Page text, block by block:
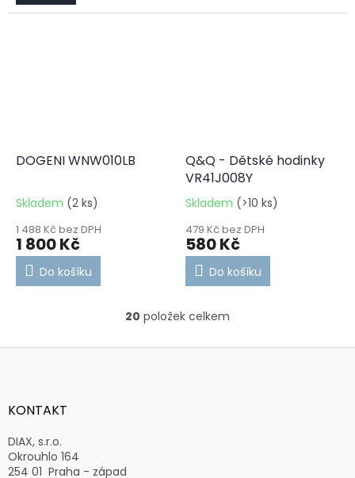
DOGENI WNW010LB
Skladem (2 ks)
1 488 Kč bez DPH
1 800 Kč
Do košíku
Q&Q - Dětské hodinky
VR41J008Y
Skladem (>10 ks)
479 Kč bez DPH
580 Kč
Do košíku
O
l
20 položek celkem
Z
aKONTAKT
DIAX, s.r.o.
Okrouhlo 164
254 01 Praha - západ